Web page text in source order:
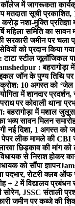
में जागरूकता
मतदाता सूची
नशा-मुक्ति
महिला समिति का सावन
जमीन पर चला
को प्रदान किया गया
स्टील जूलॉजिकल पार्क
: बहरागोड़ा
जॉन के पुण्य तिथि
10 अगस्त को
में शानदार
पर कोवाली थाना
में मशाल जुलूस
भव्य सावन मिलन
नई दिशा, 1 अगस्त को
लीक मामले की CBI
छिड़काव की मांग को
से निराश होकर
को सौंपा ज्ञापन
रोटरी क्लब ऑफ
2 में विद्यालय
JSSC संताली
जमीन पर कब्जे की